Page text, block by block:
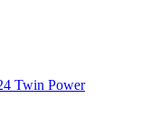
Twin Power